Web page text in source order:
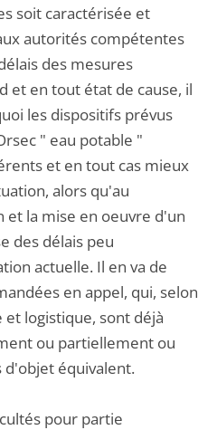
soit caractérisée et
autorités compétentes
des mesures
et en tout état de cause, il
les dispositifs prévus
" eau potable "
et en tout cas mieux
alors qu'au
la mise en oeuvre d'un
des délais peu
actuelle. Il en va de
en appel, qui, selon
logistique, sont déjà
ou partiellement ou
équivalent.
pour partie